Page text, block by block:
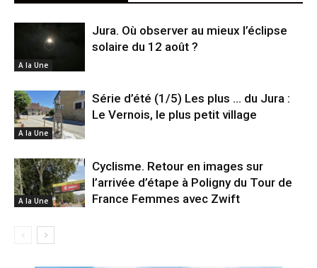
A la Une
Jura. Où observer au mieux l’éclipse
solaire du 12 août ?
A la Une
Série d’été (1/5) Les plus … du Jura :
Le Vernois, le plus petit village
A la Une
Cyclisme. Retour en images sur
l’arrivée d’étape à Poligny du Tour de
France Femmes avec Zwift